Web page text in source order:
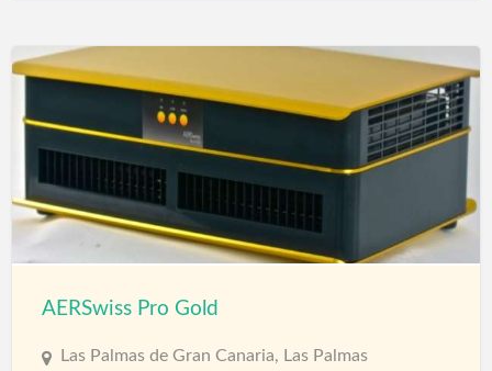
AERSwiss Pro Gold
Las Palmas de Gran Canaria, Las Palmas